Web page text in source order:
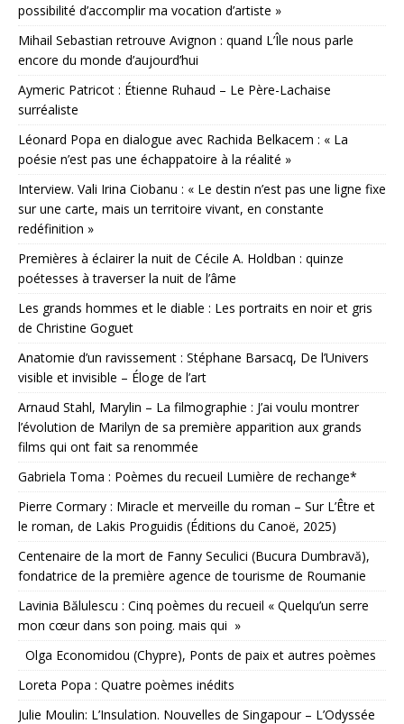
possibilité d’accomplir ma vocation d’artiste »
Mihail Sebastian retrouve Avignon : quand L’Île nous parle
encore du monde d’aujourd’hui
Aymeric Patricot : Étienne Ruhaud – Le Père-Lachaise
surréaliste
Léonard Popa en dialogue avec Rachida Belkacem : « La
poésie n’est pas une échappatoire à la réalité »
Interview. Vali Irina Ciobanu : « Le destin n’est pas une ligne fixe
sur une carte, mais un territoire vivant, en constante
redéfinition »
Premières à éclairer la nuit de Cécile A. Holdban : quinze
poétesses à traverser la nuit de l’âme
Les grands hommes et le diable : Les portraits en noir et gris
de Christine Goguet
Anatomie d’un ravissement : Stéphane Barsacq, De l’Univers
visible et invisible – Éloge de l’art
Arnaud Stahl, Marylin – La filmographie : J’ai voulu montrer
l’évolution de Marilyn de sa première apparition aux grands
films qui ont fait sa renommée
Gabriela Toma : Poèmes du recueil Lumière de rechange*
Pierre Cormary : Miracle et merveille du roman – Sur L’Être et
le roman, de Lakis Proguidis (Éditions du Canoë, 2025)
Centenaire de la mort de Fanny Seculici (Bucura Dumbravă),
fondatrice de la première agence de tourisme de Roumanie
Lavinia Bălulescu : Cinq poèmes du recueil « Quelqu’un serre
mon cœur dans son poing. mais qui »
Olga Economidou (Chypre), Ponts de paix et autres poèmes
Loreta Popa : Quatre poèmes inédits
Julie Moulin: L’Insulation. Nouvelles de Singapour – L’Odyssée